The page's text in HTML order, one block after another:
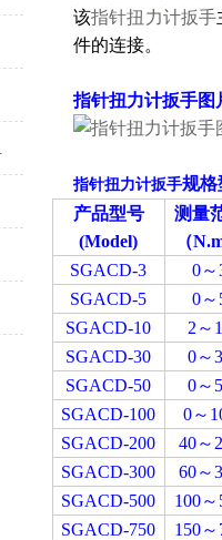
产厂家
该指针扭力计扳手
件的连接。
指针扭力计扳手图
指针扭力计扳手规格
产品型号
(Model)
测量
（
SGACD-3
0～
SGACD-5
0～
SGACD-10
2～
SGACD-30
0～
SGACD-50
0～
SGACD-100
0～
SGACD-200
40～
SGACD-300
60～
SGACD-500
100～
SGACD-750
150～